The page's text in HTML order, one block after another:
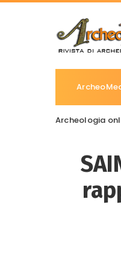
Archeologia